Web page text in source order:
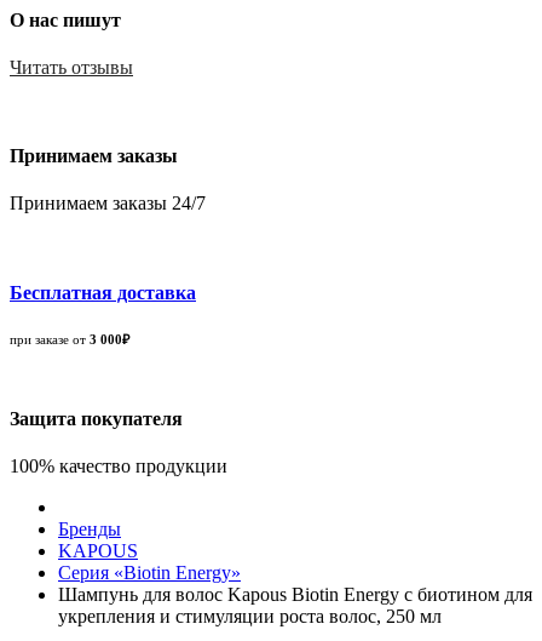
О нас пишут
Читать отзывы
Принимаем заказы
Принимаем заказы 24/7
Бесплатная доставка
при заказе от 3 000₽
Защита покупателя
100% качество продукции
Бренды
KAPOUS
Серия «Biotin Energy»
Шампунь для волос Kapous Biotin Energy с биотином для
укрепления и стимуляции роста волос, 250 мл